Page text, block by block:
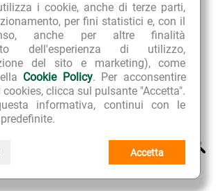
i cookie, anche di terze parti,
per fini statistici e, con il
anche per altre finalità
dell'esperienza di utilizzo,
del sito e marketing), come
Cookie Policy. Per acconsentire
clicca sul pulsante "Accetta".
informativa, continui con le
Accetta